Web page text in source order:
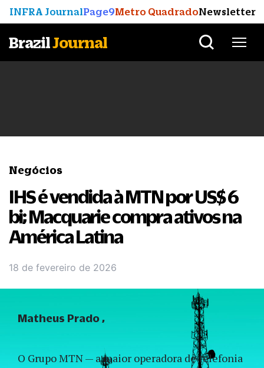
INFRA JournalPage9Metro QuadradoNewsletter
BrazilJournal
Negócios
IHS é vendida à MTN por US$ 6
bi; Macquarie compra ativos na
América Latina
18 de fevereiro de 2026
O Grupo MTN — a maior operadora de telefonia
Matheus Prado